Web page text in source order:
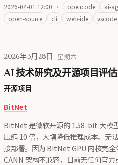
2026-04-01 12:00 · opencode ai-
open-source
cli web-ide vscode
2026年3月28日 星期六
AI 技术研究及开源项目评估
开源项目
BitNet
BitNet 是微软开源的 1.58-bit 大模
压缩 10 倍，大幅降低推理成本。无
接部署。因为 BitNet GPU 内核完全
CANN 架构不兼容，目前无任何官方